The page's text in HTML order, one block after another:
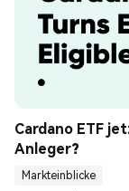
Cardano ETF
Anleger?
Markteinblicke